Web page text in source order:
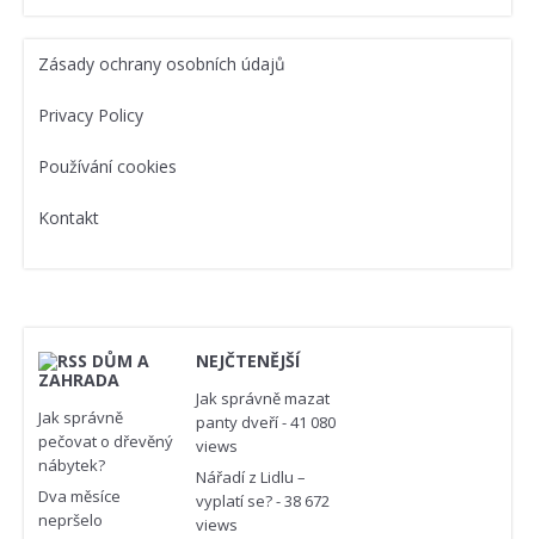
Zásady ochrany osobních údajů
Privacy Policy
Používání cookies
Kontakt
DŮM A
ZAHRADA
Jak správně
pečovat o dřevěný
nábytek?
Dva měsíce
nepršelo
NEJČTENĚJŠÍ
Jak správně mazat
panty dveří- 41 080
views
Nářadí z Lidlu –
vyplatí se?- 38 672
views